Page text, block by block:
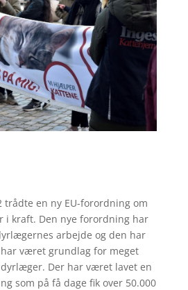
trådte en ny EU-forordning om
i kraft. Den nye forordning har
arbejde og den har
været grundlag for meget
Der har været lavet en
som på få dage fik over 50.000